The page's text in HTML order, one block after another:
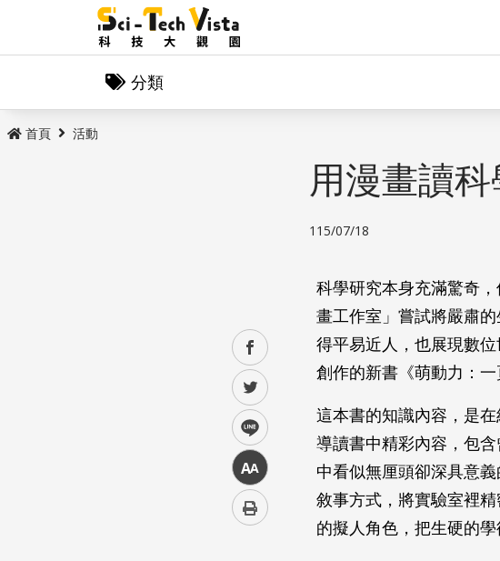
分類
首頁 活動
facebook
twitter
line
中
用漫畫讀
115/07/18
科學研究本身充滿驚奇
畫工作室」嘗試將嚴肅
得平易近人，也展現數
創作的新書《萌動力：
這本書的知識內容，是
導讀書中精彩內容，包
中看似無厘頭卻深具意
敘事方式，將實驗室裡
的擬人角色，把生硬的